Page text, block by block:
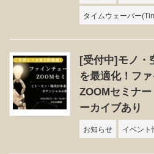
タイムウェーバー
[受付中]モノ・
を最適化！フ
ZOOMセミナ
ーカイブあり
お知らせ イベント